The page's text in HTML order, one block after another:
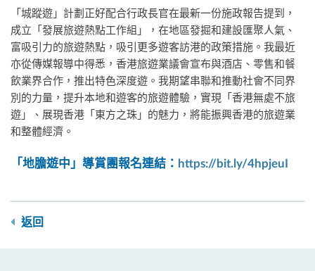
「城蹤遊」計劃正好配合行政長官在最新一份施政報告提到，
成立「發展旅遊熱點工作組」，在地區發掘和建設匯聚人氣、
富吸引力的旅遊熱點，吸引更多遊客訪港的政策措施。我最近
亦從傳媒報導中得悉，香港旅遊業議會宣布與酒店、零售和餐
飲業界合作，推出特色深度遊。我期望串聯和推動社會不同界
別的力量，提升本地和遊客的旅遊體驗，實現「香港無處不旅
遊」、展現香港「東方之珠」的魅力，將能振興香港的旅遊業
和整體經濟。
「地膽遊中」導賞團報名連結： https://bit.ly/4hpjeuI
返回